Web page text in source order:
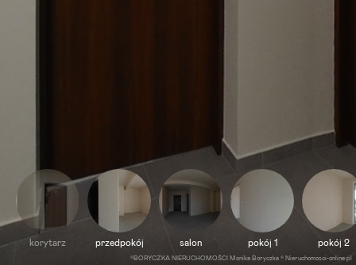
korytarz przedpokój salon pokój 1 pokój 2
©BORYCZKA NIERUCHOMOŚCI Monika Boryczka © Nieruchomosci-online.pl